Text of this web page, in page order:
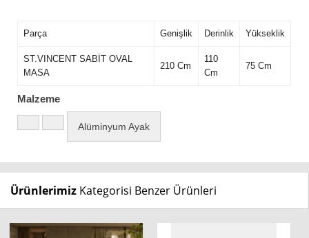
Parça Genişlik Derinlik Yükseklik
ST.VINCENT SABİT OVAL
MASA
210 Cm
110
Cm
75 Cm
Malzeme
Alüminyum Ayak
Ürünlerimiz Kategorisi Benzer Ürünleri